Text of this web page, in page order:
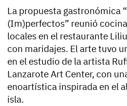
La propuesta gastronómica
(Im)perfectos” reunió
locales en el restaurante
con maridajes. El arte tuvo
en el estudio de la artista
Lanzarote Art Center, con
enoartística inspirada en el
isla.